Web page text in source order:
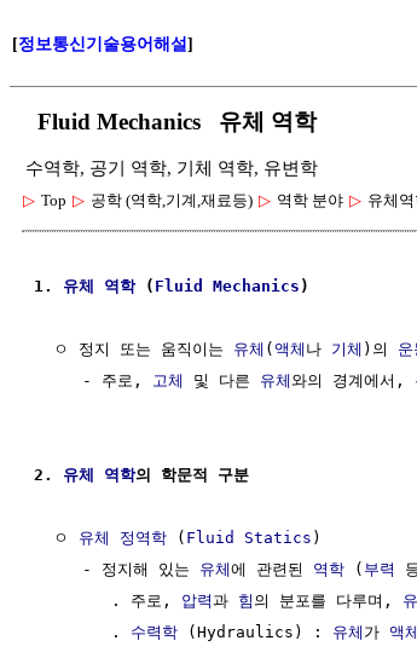
[정보통신기술용어해설]
Fluid Mechanics 유체 역학
수역학, 공기 역학, 기체 역학, 유변학
▷ Top ▷ 공학 (역학,기계,재료등) ▷ 역학 분야 ▷ 유체
1. 유체 역학 ( Fluid Mechanics )
  ㅇ 정지 또는 움직이는
유체 (액체 나 기체 )의 운
     - 주로,
고체 및 다른 유체와의 경계에서,
2. 유체 역학의 학문적 구분
  ㅇ
유체 정역학 ( Fluid Statics )
     - 정지해 있는
유체에 관련된 역학 ( 부력
        . 주로,
압력과 힘 의 분포를 다루며,
        .
수력학 (Hydraulics) : 유체 가 액체